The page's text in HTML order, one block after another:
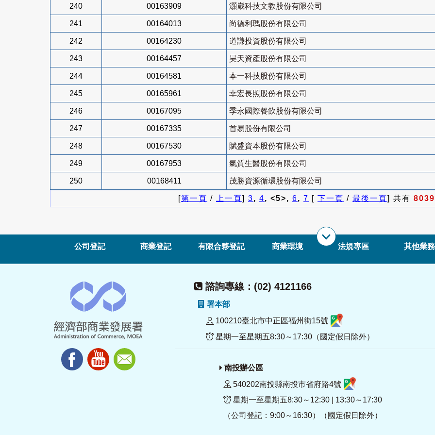
240 00163909 灝崴科技文教股份有限公司
241 00164013 尚德利瑪股份有限公司
242 00164230 道謙投資股份有限公司
243 00164457 昊天資產股份有限公司
244 00164581 本一科技股份有限公司
245 00165961 幸宏長照股份有限公司
246 00167095 季永國際餐飲股份有限公司
247 00167335 首易股份有限公司
248 00167530 賦盛資本股份有限公司
249 00167953 氣質生醫股份有限公司
250 00168411 茂勝資源循環股份有限公司
[第一頁 / 上一頁] 3, 4, <5>, 6, 7 [ 下一頁 / 最後一頁] 共有 8039
公司登記 商業登記 有限合夥登記 商業環境 法規專區 其他業務
諮詢專線：(02) 4121166
署本部
100210臺北市中正區福州街15號
星期一至星期五8:30～17:30（國定假日除外）
南投辦公區
540202南投縣南投市省府路4號
星期一至星期五8:30～12:30 | 13:30～17:30
（公司登記：9:00～16:30）（國定假日除外）